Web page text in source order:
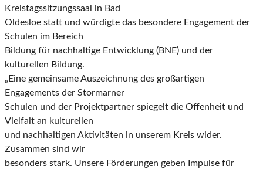
Kreistagssitzungssaal in Bad
Oldesloe statt und würdigte das besondere Engagement der
Schulen im Bereich
Bildung für nachhaltige Entwicklung (BNE) und der
kulturellen Bildung.
„Eine gemeinsame Auszeichnung des großartigen
Engagements der Stormarner
Schulen und der Projektpartner spiegelt die Offenheit und
Vielfalt an kulturellen
und nachhaltigen Aktivitäten in unserem Kreis wider.
Zusammen sind wir
besonders stark. Unsere Förderungen geben Impulse für